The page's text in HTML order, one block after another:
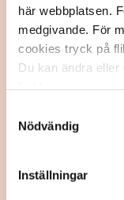
här webbplatsen.
medgivande. För
cookies tryck på
Du kan ändra
Nödvändig
Inställningar
Sprid
Ecpat: